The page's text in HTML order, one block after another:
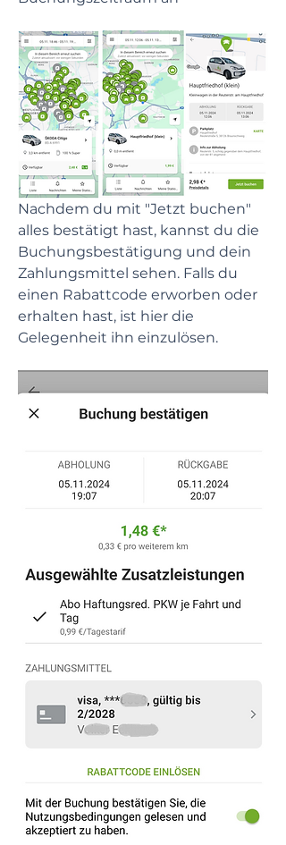
Nachdem du mit "Jetzt buchen"
alles bestätigt hast, kannst du die
Buchungsbestätigung und dein
Zahlungsmittel sehen. Falls du
einen Rabattcode erworben oder
erhalten hast, ist hier die
Gelegenheit ihn einzulösen.